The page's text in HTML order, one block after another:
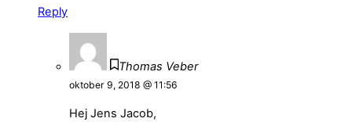
Reply
Thomas Veber
oktober 9, 2018 @ 11:56
Hej Jens Jacob,